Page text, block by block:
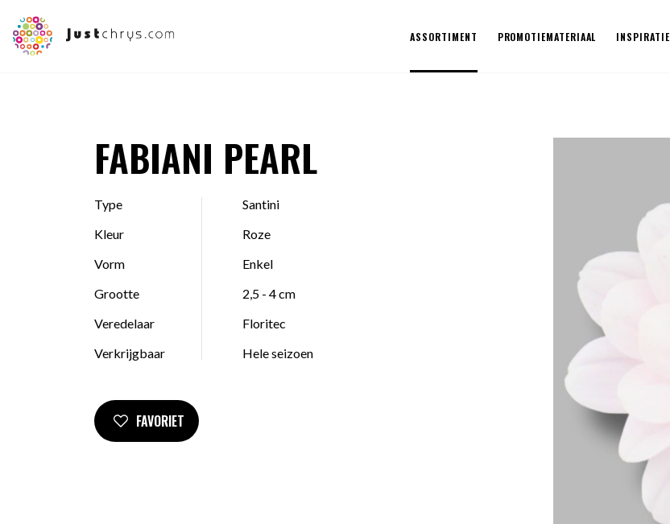
ASSORTIMENT PROMOTIEMATERIAAL INSPIRATIE
FABIANI PEARL
Type
Santini
Kleur
Roze
Vorm
Enkel
Grootte
2,5 - 4 cm
Veredelaar
Floritec
Verkrijgbaar
Hele seizoen
FAVORIET